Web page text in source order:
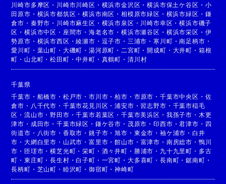
川崎市多摩区 ・ 川崎市川崎区 ・ 横浜市金沢区 ・横浜市保土ケ谷区 ・ 小
田原市 ・ 横浜市都筑区 ・横浜市南区 ・相模原市緑区 ・ 横浜市緑区 ・ 鎌
倉市 ・ 秦野市 ・ 川崎市麻生区 ・ 横浜市泉区 ・ 川崎市幸区 ・横浜市磯子
区 ・横浜市中区 ・ 座間市 ・海老名市 ・横浜市瀬谷区 ・ 横浜市栄区 ・ 伊
勢原市 ・ 横浜市西区 ・綾瀬市 ・ 逗子市 ・ 三浦市 ・寒川町 ・南足柄市 ・
愛川町 ・ 葉山町 ・ 大磯町 ・湯河原町 ・ 二宮町 ・開成町 ・ 大井町 ・ 箱根
町 ・ 山北町 ・松田町 ・中井町 ・ 真鶴町 ・ 清川村
千葉県
千葉市 ・ 船橋市 ・ 松戸市 ・市川市 ・柏市 ・ 市原市 ・ 千葉市中央区 ・ 佐
倉市 ・ 八千代市 ・ 千葉市花見川区 ・浦安市 ・習志野市 ・ 千葉市稲毛
区 ・流山市 ・野田市 ・千葉市若葉区 ・千葉市美浜区 ・ 我孫子市 ・ 木更
津市 ・ 成田市 ・千葉市緑区 ・ 鎌ケ谷市 ・ 茂原市 ・印西市 ・君津市 ・ 四
街道市 ・ 八街市 ・ 香取市 ・銚子市 ・旭市 ・ 東金市 ・ 袖ケ浦市 ・ 白井
市 ・大網白里市 ・ 山武市 ・富里市 ・館山市 ・ 富津市 ・ 南房総市 ・ 鴨川
市 ・匝瑳市 ・横芝光町 ・栄町 ・ 酒々井町 ・ 勝浦市 ・ 九十九里町 ・ 多古
町 ・東庄町 ・長生村 ・ 白子町 ・ 一宮町 ・ 大多喜町 ・ 長南町 ・鋸南町 ・
長柄町 ・ 芝山町 ・ 睦沢町 ・御宿町 ・神崎町